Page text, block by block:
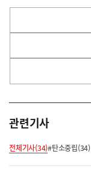
다
음
관련기사
전체기사(34)#탄소중립(34)